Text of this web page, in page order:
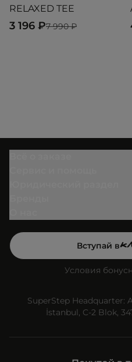
RELAXED TEE
7 990 ₽
3 196 ₽
Вступай в
Условия
SuperStep Headquarter:
İstanbul, C-2 Blok,